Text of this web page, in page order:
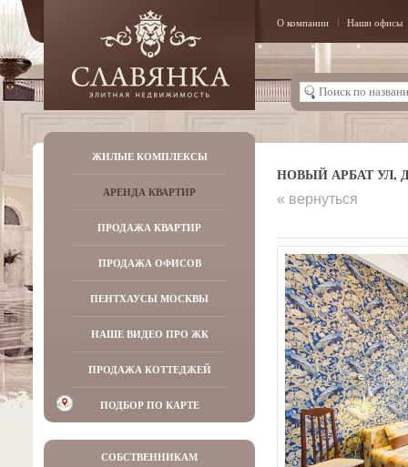
О компании Наши офисы
ЖИЛЫЕ КОМПЛЕКСЫ
АРЕНДА КВАРТИР
ПРОДАЖА КВАРТИР
ПРОДАЖА ОФИСОВ
ПЕНТХАУСЫ МОСКВЫ
НАШЕ ВИДЕО ПРО ЖК
ПРОДАЖА КОТТЕДЖЕЙ
ПОДБОР ПО КАРТЕ
СОБСТВЕННИКАМ
НОВЫЙ АРБАТ УЛ,
« вернуться